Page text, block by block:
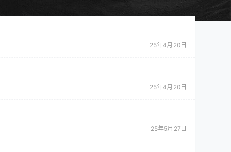
25年4月20日
25年4月20日
25年5月27日